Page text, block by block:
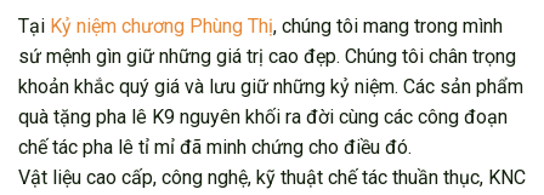
Tại Kỷ niệm chương Phùng Thị, chúng tôi mang trong mình
sứ mệnh gìn giữ những giá trị cao đẹp. Chúng tôi chân trọng
khoản khắc quý giá và lưu giữ những kỷ niệm. Các sản phẩm
quà tặng pha lê K9 nguyên khối ra đời cùng các công đoạn
chế tác pha lê tỉ mỉ đã minh chứng cho điều đó.
Vật liệu cao cấp, công nghệ, kỹ thuật chế tác thuần thục, KNC